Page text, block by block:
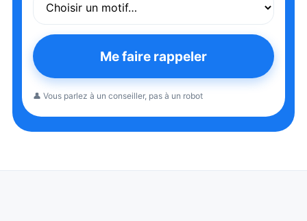
Me faire rappeler
👤 Vous parlez à un conseiller, pas à un robot